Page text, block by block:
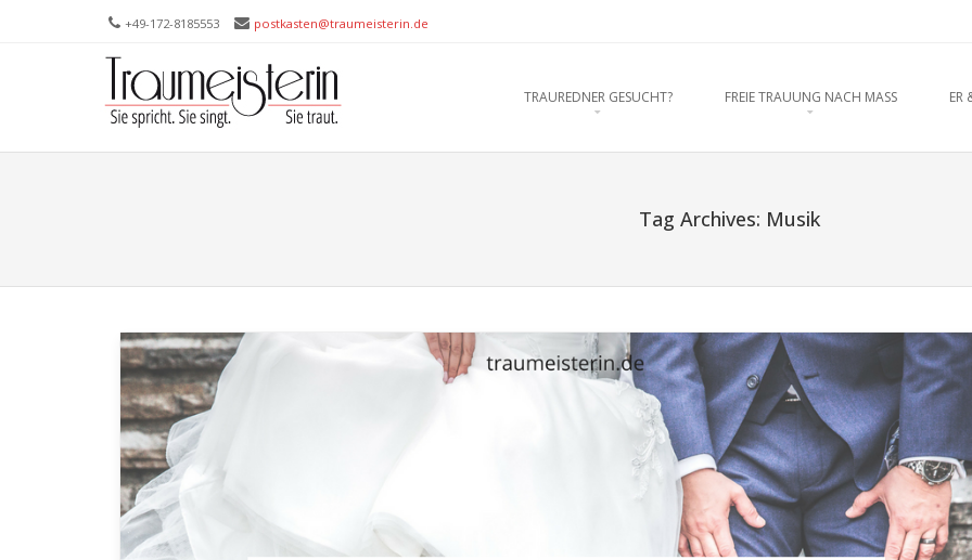
+49-172-­8185553 postkasten@traumeisterin.de
Traurednerein München, Anja Hackl.
SKIP TO CONTENTTRAUREDNER GESUCHT? FREIE TRAUUNG NACH MASS ER
Tag Archives: Musik